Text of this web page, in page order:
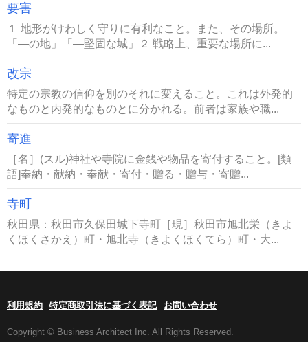
要害
１ 地形がけわしく守りに有利なこと。また、その場所。
「―の地」「―堅固な城」２ 戦略上、重要な場所に...
改宗
特定の宗教の信仰を別のそれに変えること。これは外発的
なものと内発的なものとに分かれる。前者は家族や職...
寄進
［名］(スル)神社や寺院に金銭や物品を寄付すること。[類
語]奉納・献納・奉献・寄付・贈る・贈与・寄贈...
寺町
秋田県：秋田市久保田城下寺町［現］秋田市旭北栄（きよ
くほくさかえ）町・旭北寺（きよくほくてら）町・大...
利用規約 特定商取引法に基づく表記 お問い合わせ
Copyright © Business Architect Inc. All Rights Reserved.